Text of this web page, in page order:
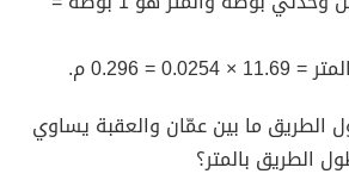
= 0.296 م.
الطريق ما بين عمّان والعقبة يساوي